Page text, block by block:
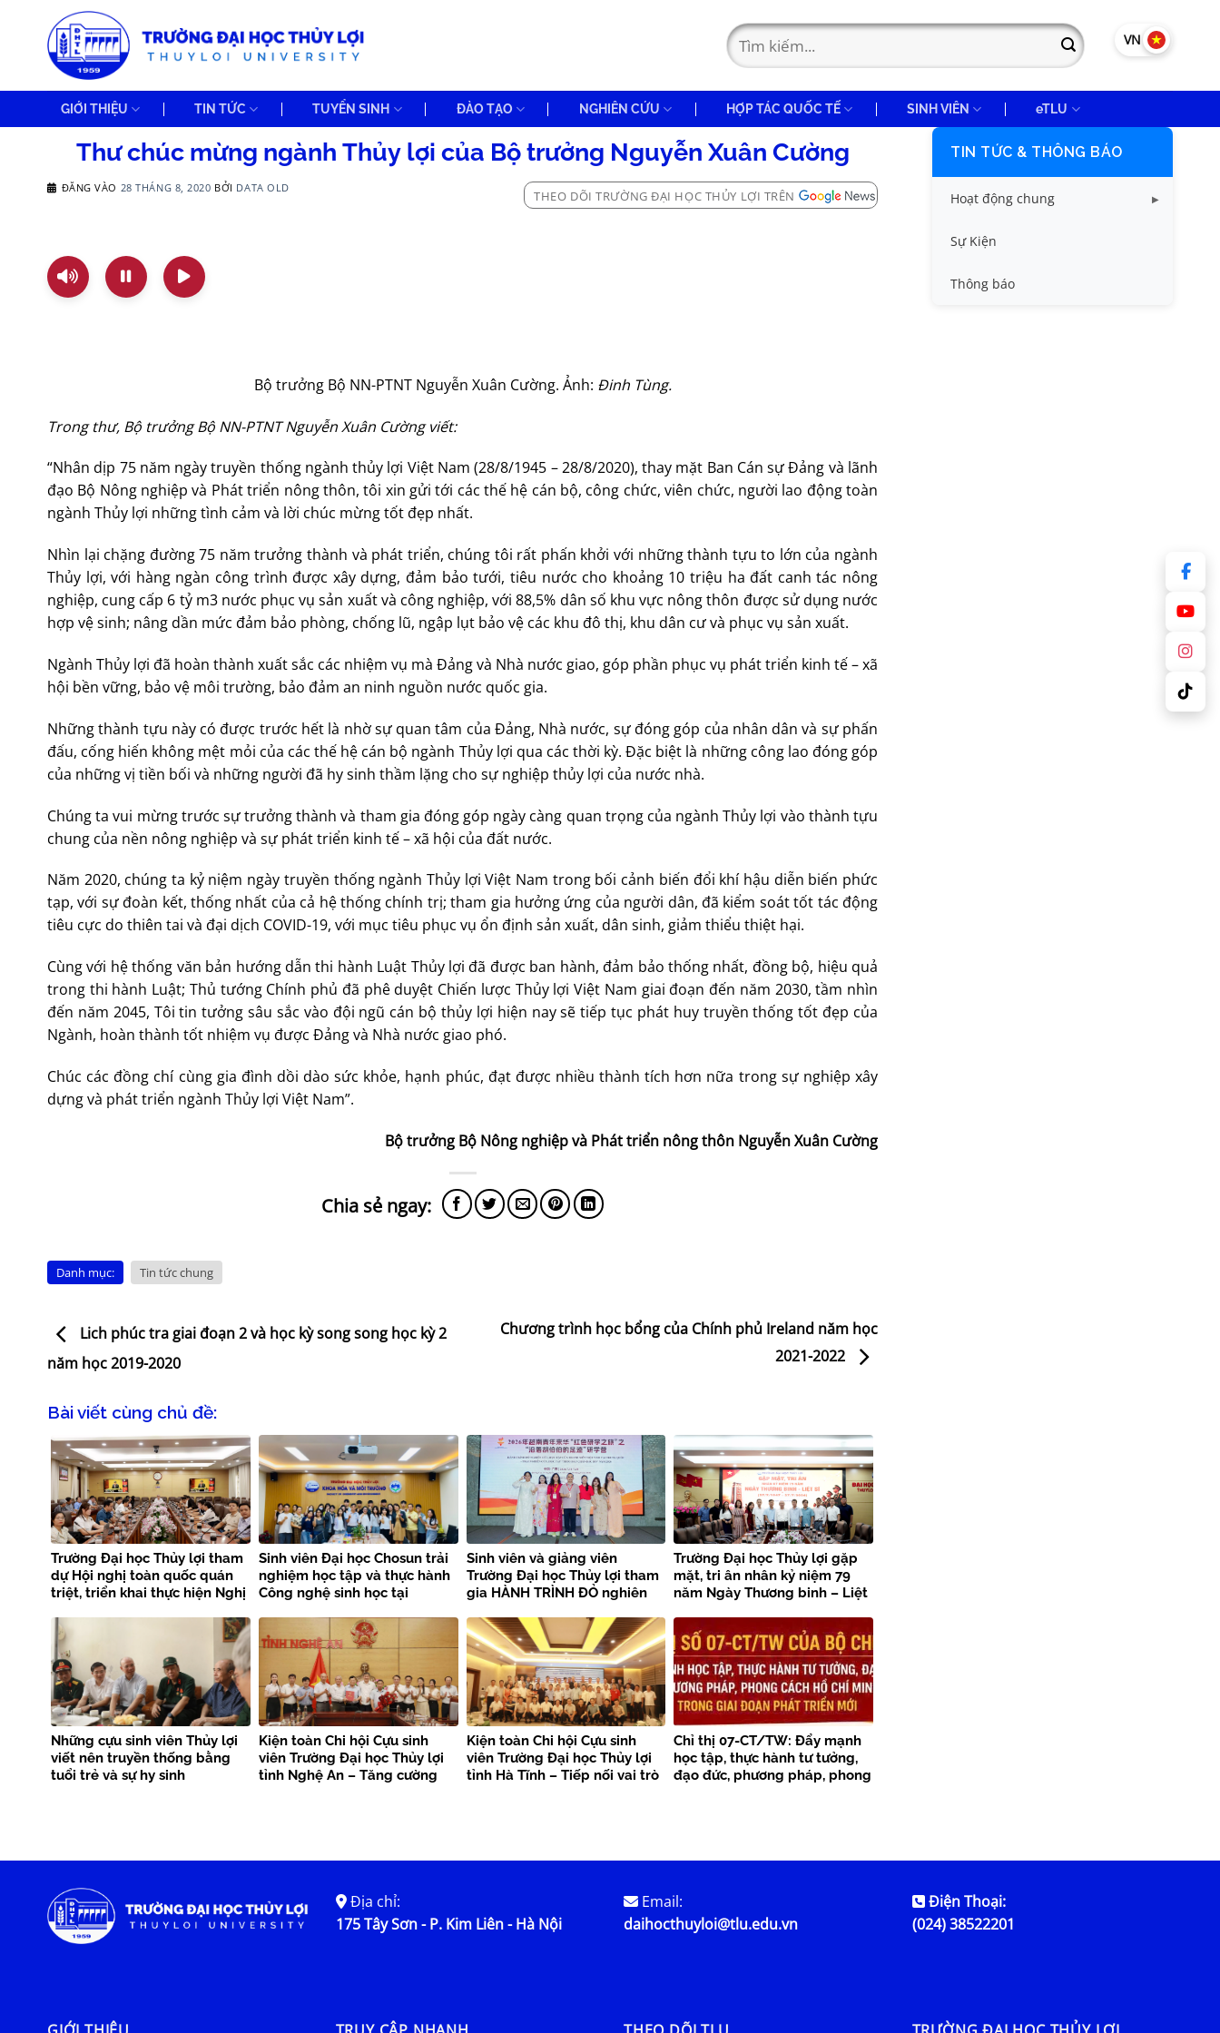
VN EN
GIỚI THIỆU TIN TỨC TUYỂN SINH ĐÀO TẠO NGHIÊN CỨU HỢP TÁC QUỐC TẾ SINH VIÊN eTLU
Thư chúc mừng ngành Thủy lợi của Bộ trưởng Nguyễn Xuân Cường
ĐĂNG VÀO 28 THÁNG 8, 2020 BỞI DATA OLD
THEO DÕI TRƯỜNG ĐẠI HỌC THỦY LỢI TRÊN
Bộ trưởng Bộ NN-PTNT Nguyễn Xuân Cường. Ảnh: Đinh Tùng.
Trong thư, Bộ trưởng Bộ NN-PTNT Nguyễn Xuân Cường viết:
“Nhân dịp 75 năm ngày truyền thống ngành thủy lợi Việt Nam (28/8/1945 – 28/8/2020), thay mặt Ban Cán sự Đảng và lãnh
đạo Bộ Nông nghiệp và Phát triển nông thôn, tôi xin gửi tới các thế hệ cán bộ, công chức, viên chức, người lao động toàn
ngành Thủy lợi những tình cảm và lời chúc mừng tốt đẹp nhất.
Nhìn lại chặng đường 75 năm trưởng thành và phát triển, chúng tôi rất phấn khởi với những thành tựu to lớn của ngành
Thủy lợi, với hàng ngàn công trình được xây dựng, đảm bảo tưới, tiêu nước cho khoảng 10 triệu ha đất canh tác nông
nghiệp, cung cấp 6 tỷ m3 nước phục vụ sản xuất và công nghiệp, với 88,5% dân số khu vực nông thôn được sử dụng nước
hợp vệ sinh; nâng dần mức đảm bảo phòng, chống lũ, ngập lụt bảo vệ các khu đô thị, khu dân cư và phục vụ sản xuất.
Ngành Thủy lợi đã hoàn thành xuất sắc các nhiệm vụ mà Đảng và Nhà nước giao, góp phần phục vụ phát triển kinh tế – xã
hội bền vững, bảo vệ môi trường, bảo đảm an ninh nguồn nước quốc gia.
Những thành tựu này có được trước hết là nhờ sự quan tâm của Đảng, Nhà nước, sự đóng góp của nhân dân và sự phấn
đấu, cống hiến không mệt mỏi của các thế hệ cán bộ ngành Thủy lợi qua các thời kỳ. Đặc biệt là những công lao đóng góp
của những vị tiền bối và những người đã hy sinh thầm lặng cho sự nghiệp thủy lợi của nước nhà.
Chúng ta vui mừng trước sự trưởng thành và tham gia đóng góp ngày càng quan trọng của ngành Thủy lợi vào thành tựu
chung của nền nông nghiệp và sự phát triển kinh tế – xã hội của đất nước.
Năm 2020, chúng ta kỷ niệm ngày truyền thống ngành Thủy lợi Việt Nam trong bối cảnh biến đổi khí hậu diễn biến phức
tạp, với sự đoàn kết, thống nhất của cả hệ thống chính trị; tham gia hưởng ứng của người dân, đã kiểm soát tốt tác động
tiêu cực do thiên tai và đại dịch COVID-19, với mục tiêu phục vụ ổn định sản xuất, dân sinh, giảm thiểu thiệt hại.
Cùng với hệ thống văn bản hướng dẫn thi hành Luật Thủy lợi đã được ban hành, đảm bảo thống nhất, đồng bộ, hiệu quả
trong thi hành Luật; Thủ tướng Chính phủ đã phê duyệt Chiến lược Thủy lợi Việt Nam giai đoạn đến năm 2030, tầm nhìn
đến năm 2045, Tôi tin tưởng sâu sắc vào đội ngũ cán bộ thủy lợi hiện nay sẽ tiếp tục phát huy truyền thống tốt đẹp của
Ngành, hoàn thành tốt nhiệm vụ được Đảng và Nhà nước giao phó.
Chúc các đồng chí cùng gia đình dồi dào sức khỏe, hạnh phúc, đạt được nhiều thành tích hơn nữa trong sự nghiệp xây
dựng và phát triển ngành Thủy lợi Việt Nam”.
Bộ trưởng Bộ Nông nghiệp và Phát triển nông thôn Nguyễn Xuân Cường
Danh mục: Tin tức chung
Lich phúc tra giai đoạn 2 và học kỳ song song học kỳ 2
năm học 2019-2020
Chương trình học bổng của Chính phủ Ireland năm học
2021-2022
Bài viết cùng chủ đề:
Trường Đại học Thủy lợi tham
dự Hội nghị toàn quốc quán
triệt, triển khai thực hiện Nghị
khóa XIV
Sinh viên Đại học Chosun trải
nghiệm học tập và thực hành
Công nghệ sinh học tại
Sinh viên và giảng viên
Trường Đại học Thủy lợi tham
gia HÀNH TRÌNH ĐỎ nghiên
Việt Nam tại Trung Quốc –
Trại nghiên cứu, học tập
“Theo dấu chân Bác Hồ” năm
2026
Trường Đại học Thủy lợi gặp
mặt, tri ân nhân kỷ niệm 79
năm Ngày Thương binh – Liệt
Những cựu sinh viên Thủy lợi
viết nên truyền thống bằng
tuổi trẻ và sự hy sinh
Kiện toàn Chi hội Cựu sinh
viên Trường Đại học Thủy lợi
tỉnh Nghệ An – Tăng cường
Kiện toàn Chi hội Cựu sinh
viên Trường Đại học Thủy lợi
tỉnh Hà Tĩnh – Tiếp nối vai trò
Chỉ thị 07-CT/TW: Đẩy mạnh
học tập, thực hành tư tưởng,
đạo đức, phương pháp, phong
TIN TỨC & THÔNG BÁO
Hoạt động chung
Tin công tác sinh viên
Tin đào tạo
Sự Kiện
Thông báo
Địa chỉ:
175 Tây Sơn - P. Kim Liên - Hà Nội
Email:
daihocthuyloi@tlu.edu.vn
Điện Thoại:
(024) 38522201